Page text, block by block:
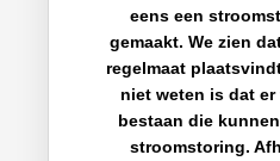
eens een
gemaakt. We zien
regelmaat
niet weten is dat
bestaan die
stroomstoring.